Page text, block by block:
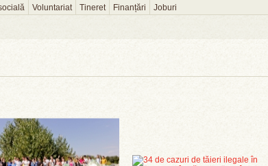
Voluntariat Tineret Finanțări Joburi